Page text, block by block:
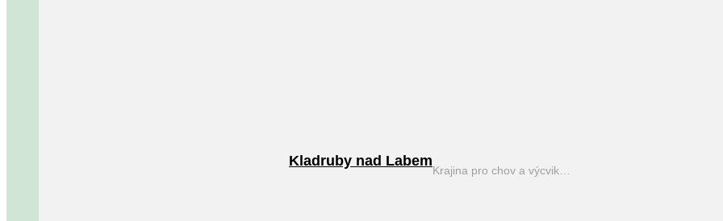
Kladruby nad Labem
Krajina pro chov a výcvik…